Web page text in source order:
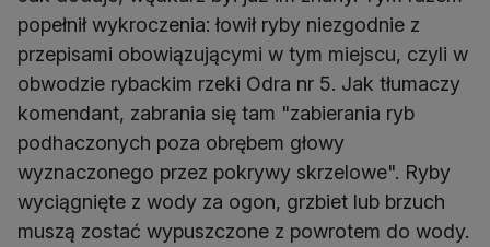
popełnił wykroczenia: łowił ryby niezgodnie z
przepisami obowiązującymi w tym miejscu, czyli w
obwodzie rybackim rzeki Odra nr 5. Jak tłumaczy
komendant, zabrania się tam "zabierania ryb
podhaczonych poza obrębem głowy
wyznaczonego przez pokrywy skrzelowe". Ryby
wyciągnięte z wody za ogon, grzbiet lub brzuch
muszą zostać wypuszczone z powrotem do wody.